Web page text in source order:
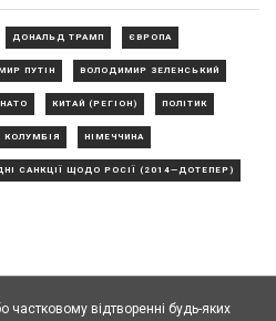
ДОНАЛЬД ТРАМП ЄВРОПА
ПУТІН ВОЛОДИМИР ЗЕЛЕНСЬКИЙ
НАТО КИТАЙ (РЕГІОН) ПОЛІТИК
КОЛУМБІЯ НІМЕЧЧИНА
САНКЦІЇ ЩОДО РОСІЇ (2014—ДОТЕПЕР)
відтворенні будь-яких